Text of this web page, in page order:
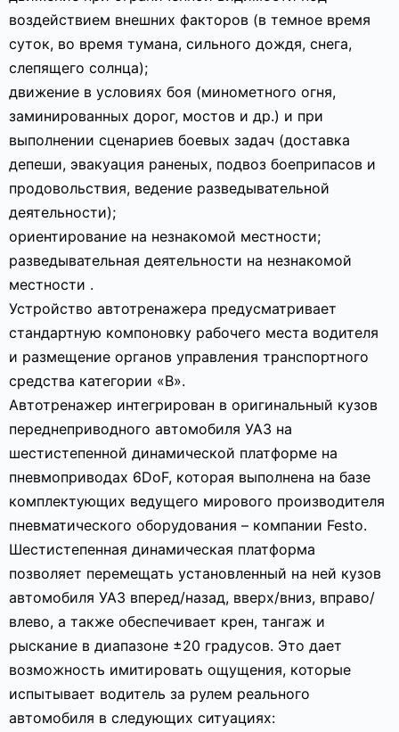
воздействием внешних факторов (в темное время
суток, во время тумана, сильного дождя, снега,
слепящего солнца);
движение в условиях боя (минометного огня,
заминированных дорог, мостов и др.) и при
выполнении сценариев боевых задач (доставка
депеши, эвакуация раненых, подвоз боеприпасов и
продовольствия, ведение разведывательной
деятельности);
ориентирование на незнакомой местности;
разведывательная деятельности на незнакомой
местности .
Устройство автотренажера предусматривает
стандартную компоновку рабочего места водителя
и размещение органов управления транспортного
средства категории «В».
Автотренажер интегрирован в оригинальный кузов
переднеприводного автомобиля УАЗ на
шестистепенной динамической платформе на
пневмоприводах 6DoF, которая выполнена на базе
комплектующих ведущего мирового производителя
пневматического оборудования – компании Festo.
Шестистепенная динамическая платформа
позволяет перемещать установленный на ней кузов
автомобиля УАЗ вперед/назад, вверх/вниз, вправо/
влево, а также обеспечивает крен, тангаж и
рыскание в диапазоне ±20 градусов. Это дает
возможность имитировать ощущения, которые
испытывает водитель за рулем реального
автомобиля в следующих ситуациях: